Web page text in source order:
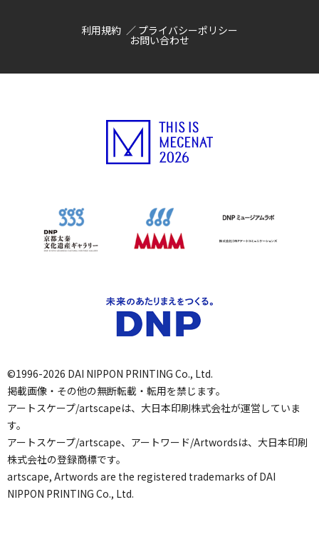
利用規約 プライバシーポリシー
お問い合わせ
©1996-2026 DAI NIPPON PRINTING Co., Ltd.
掲載画像・その他の無断転載・転用を禁じます。
アートスケープ/artscapeは、大日本印刷株式会社が運営していま
す。
アートスケープ/artscape、アートワード/Artwordsは、大日本印刷
株式会社の登録商標です。
artscape, Artwords are the registered trademarks of DAI
NIPPON PRINTING Co., Ltd.